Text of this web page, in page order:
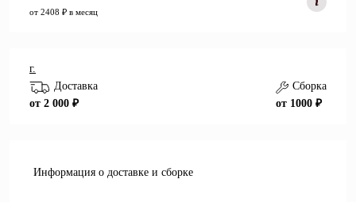
от 2408 ₽ в месяц
г.
Доставка
от 2 000 ₽
Сборка
от 1000 ₽
Информация о доставке и сборке